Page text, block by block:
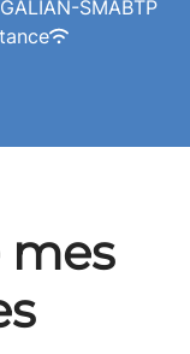
GALIAN-SMABTP
mes